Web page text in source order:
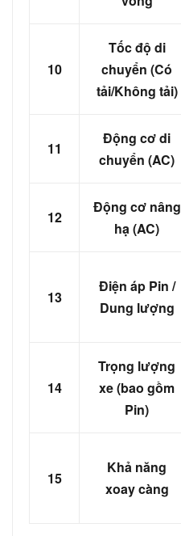
10
Tốc độ di
chuyển (Có
tải/Không tải)
11
Động cơ di
chuyển (AC)
12
Động cơ nâng
hạ (AC)
13
Điện áp Pin /
Dung lượng
14
Trọng lượng
xe (bao gồm
Pin)
15
Khả năng
xoay càng